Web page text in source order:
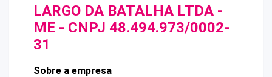
LARGO DA BATALHA LTDA -
ME - CNPJ 48.494.973/0002-
31
Sobre a empresa